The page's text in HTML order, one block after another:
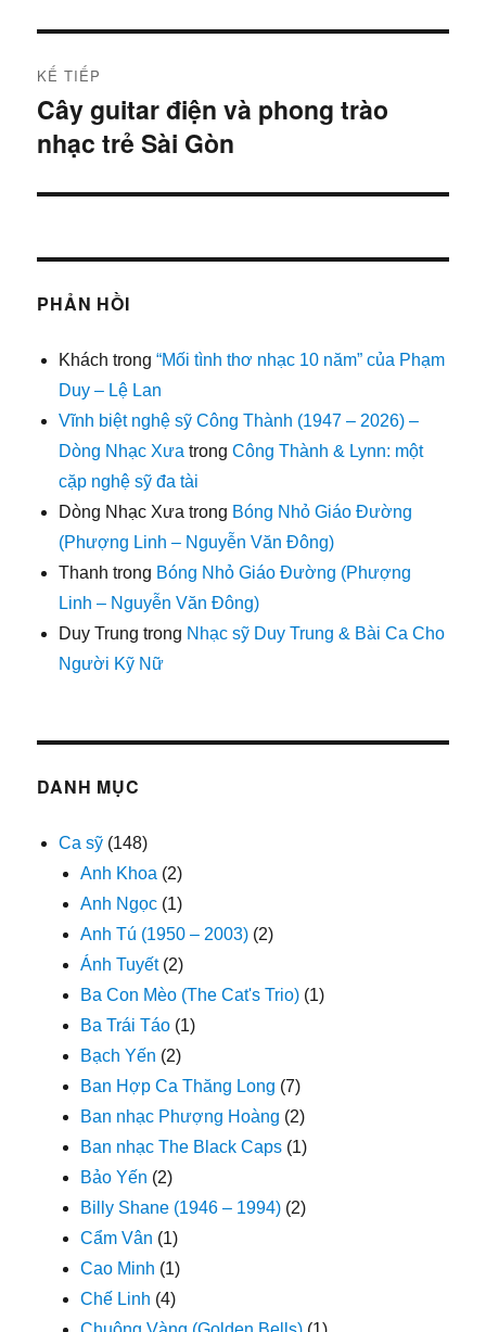
viết
KẾ TIẾP
Bài
tiếp:
Cây guitar điện và phong trào
nhạc trẻ Sài Gòn
PHẢN HỒI
Khách trong“Mối tình thơ nhạc 10 năm” của Phạm
Duy – Lệ Lan
Vĩnh biệt nghệ sỹ Công Thành (1947 – 2026) –
Dòng Nhạc Xưa trongCông Thành & Lynn: một
cặp nghệ sỹ đa tài
Dòng Nhạc Xưa trong Bóng Nhỏ Giáo Đường
(Phượng Linh – Nguyễn Văn Đông)
Thanh trong Bóng Nhỏ Giáo Đường (Phượng
Linh – Nguyễn Văn Đông)
Duy Trung trong Nhạc sỹ Duy Trung & Bài Ca Cho
Người Kỹ Nữ
DANH MỤC
Ca sỹ (148)
Anh Khoa (2)
Anh Ngọc (1)
Anh Tú (1950 – 2003) (2)
Ánh Tuyết(2)
Ba Con Mèo (The Cat's Trio) (1)
Ba Trái Táo (1)
Bạch Yến (2)
Ban Hợp Ca Thăng Long (7)
Ban nhạc Phượng Hoàng (2)
Ban nhạc The Black Caps (1)
Bảo Yến (2)
Billy Shane (1946 – 1994) (2)
Cẩm Vân (1)
Cao Minh (1)
Chế Linh (4)